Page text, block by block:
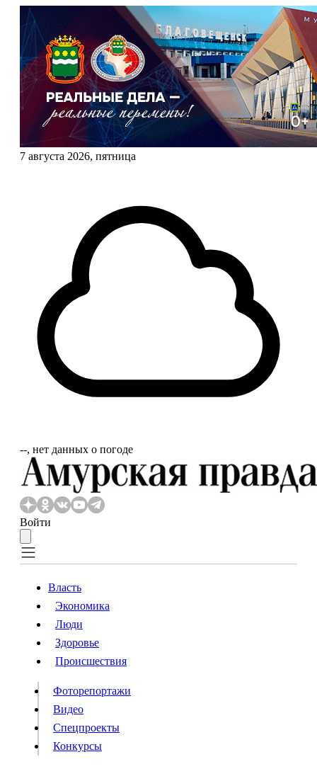
7 августа 2026, пятница
‐‐, нет данных о погоде
Войти
Власть
Происшествия
Видео
Конкурсы
Власть
Экономика
Люди
Здоровье
Происшествия
Фоторепортажи
Видео
Спецпроекты
Конкурсы